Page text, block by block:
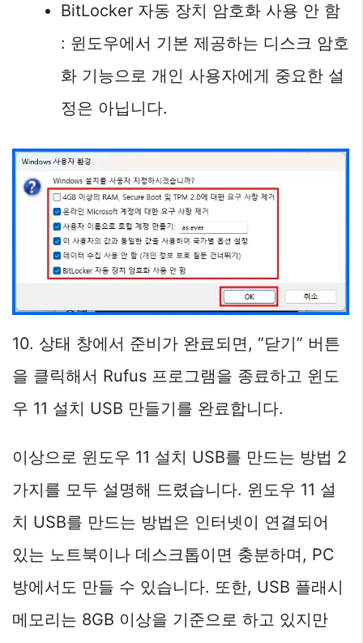
BitLocker 자동 장치 암호화 사용 안 함
: 윈도우에서 기본 제공하는 디스크 암호
화 기능으로 개인 사용자에게 중요한 설
정은 아닙니다.
10. 상태 창에서 준비가 완료되면, “닫기” 버튼
을 클릭해서 Rufus 프로그램을 종료하고 윈도
우 11 설치 USB 만들기를 완료합니다.
이상으로 윈도우 11 설치 USB를 만드는 방법 2
가지를 모두 설명해 드렸습니다. 윈도우 11 설
치 USB를 만드는 방법은 인터넷이 연결되어
있는 노트북이나 데스크톱이면 충분하며, PC
방에서도 만들 수 있습니다. 또한, USB 플래시
메모리는 8GB 이상을 기준으로 하고 있지만